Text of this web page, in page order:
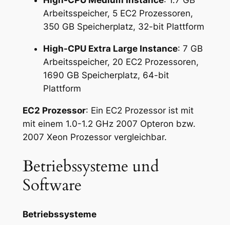
Arbeitsspeicher, 5 EC2 Prozessoren,
350 GB Speicherplatz, 32-bit Plattform
High-CPU Extra Large Instance: 7 GB
Arbeitsspeicher, 20 EC2 Prozessoren,
1690 GB Speicherplatz, 64-bit
Plattform
EC2 Prozessor: Ein EC2 Prozessor ist mit
mit einem 1.0-1.2 GHz 2007 Opteron bzw.
2007 Xeon Prozessor vergleichbar.
Betriebssysteme und
Software
Betriebssysteme